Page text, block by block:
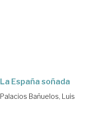
La España soñada
Palacios Bañuelos, Luis